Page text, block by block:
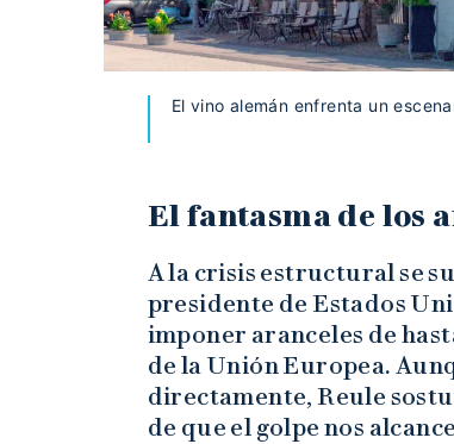
El vino alemán enfrenta un
El fantasma de los
A la crisis estructural se
presidente de Estados
imponer aranceles de
de la Unión Europea.
directamente, Reule
de que el golpe nos